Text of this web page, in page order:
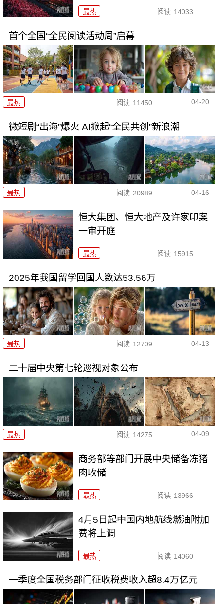
最热 阅读 14033
首个全国“全民阅读活动周”启幕
最热 阅读 11450 04-20
微短剧“出海”爆火 AI掀起“全民共创”新浪潮
最热 阅读 20989 04-16
恒大集团、恒大地产及许家印案
一审开庭
最热 阅读 15915
2025年我国留学回国人数达53.56万
最热 阅读 12709 04-13
二十届中央第七轮巡视对象公布
最热 阅读 14275 04-09
商务部等部门开展中央储备冻猪
肉收储
最热 阅读 13966
4月5日起中国内地航线燃油附加
费将上调
最热 阅读 14060
一季度全国税务部门征收税费收入超8.4万亿元